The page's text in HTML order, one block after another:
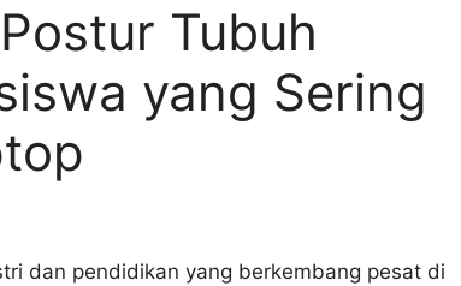
Tubuh
yang Sering
dan pendidikan yang berkembang pesat di